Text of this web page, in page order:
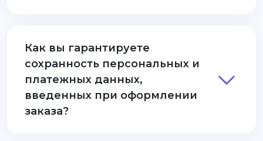
Как вы гарантируете
сохранность персональных и
платежных данных,
введенных при оформлении
заказа?